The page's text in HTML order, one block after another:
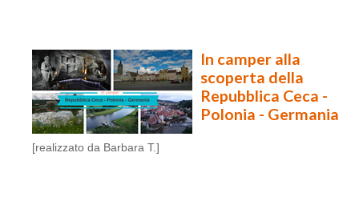
In camper alla
scoperta della
Repubblica Ceca -
Polonia - Germania
[realizzato da Barbara T.]